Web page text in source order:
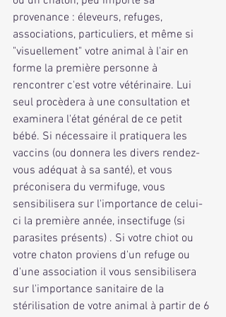
provenance : éleveurs, refuges,
associations, particuliers, et même si
"visuellement" votre animal à l'air en
forme la première personne à
rencontrer c'est votre vétérinaire. Lui
seul procèdera à une consultation et
examinera l'état général de ce petit
bébé. Si nécessaire il pratiquera les
vaccins (ou donnera les divers rendez-
vous adéquat à sa santé), et vous
préconisera du vermifuge, vous
sensibilisera sur l'importance de celui-
ci la première année, insectifuge (si
parasites présents) . Si votre chiot ou
votre chaton proviens d'un refuge ou
d'une association il vous sensibilisera
sur l'importance sanitaire de la
stérilisation de votre animal à partir de 6